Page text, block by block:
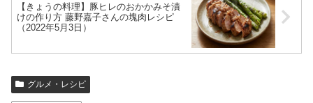
【きょうの料理】豚ヒレのおかかみそ漬
けの作り方 藤野嘉子さんの塊肉レシピ
（2022年5月3日）
グルメ・レシピ